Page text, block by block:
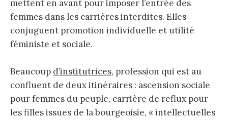
mettent en avant pour imposer l’entrée des
femmes dans les carrières interdites. Elles
conjuguent promotion individuelle et utilité
féministe et sociale.
Beaucoup d’institutrices, profession qui est au
confluent de deux itinéraires : ascension sociale
pour femmes du peuple, carrière de reflux pour
les filles issues de la bourgeoisie, « intellectuelles